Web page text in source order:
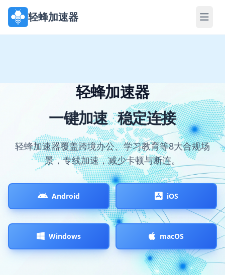
轻蜂加速器
轻蜂加速器
一键加速 稳定连接
轻蜂加速器覆盖跨境办公、学习教育等8大合规场
景，专线加速，减少卡顿与断连。
Android iOS
Windows macOS